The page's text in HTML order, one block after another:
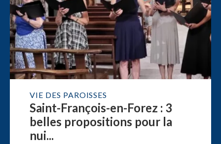
VIE DES PAROISSES
Saint-François-en-Forez : 3
belles propositions pour la
nui...